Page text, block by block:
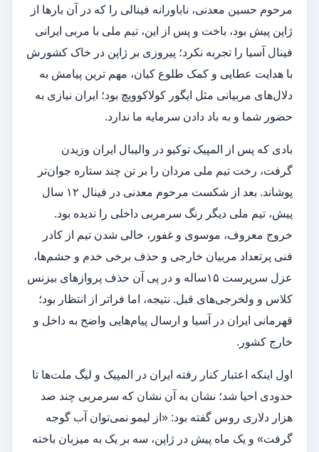
مرحوم حسین معدنی، ناباورانه فینالی را که در آن بار‌ها از
ژاپن پیش بود، باخت و پس از این، تیم ملی با مربی ایرانی
فینال آسیا را تجربه نکرد؛ پیروزی بر ژاپن در خاک کشورش
با هدایت عطایی و کمک طلوع کیان، مهم ترین پیامش به
دلال‌های مربیانی مثل ایگور کولاکوویچ بود؛ ایران نیازی به
حضور شما و به باد دادن سرمایه ما ندارد.
بادی که پس از المپیک توکیو در والیبال ایران وزیدن
گرفت، رخت تیم ملی مردان را بر تن چند ستاره جوان‌تر
پوشاند. بعد از شکست مرحوم معدنی در فینال ۱۲ سال
پیش، تیم ملی دیگر رنگ سرمربی داخلی را ندیده بود.
خروج معروف، موسوی و غفور، خالی شدن تیم از کادر
فنی پرتعداد مربیان خارجی و حذف برخی خدم و حشم‌ها،
عزل سرپرست ۱۵ساله و در پی آن حذف پرواز‌های بیزنس
کلاس و ولخرجی‌های قبل. نتیجه، اما فراتر از انتظار بود؛
قهرمانی ایران در آسیا و ارسال پیام‌هایی واضح به داخل و
خارج کشور.
اول اینکه اعتبار کنار رفته ایران در المپیک و لیگ ملت‌ها تا
حدودی احیا شد؛ نشان به آن نشان که سرمربی چند صد
هزار دلاری روس گفته بود: «از لیمو نمی‌توان آب گوجه
گرفت» و یک ماه پیش در ژاپن، سه بر یک به میزبان باخته